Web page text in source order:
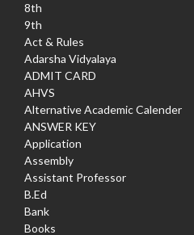
8th
9th
Act & Rules
Adarsha Vidyalaya
ADMIT CARD
AHVS
Alternative Academic Calender
ANSWER KEY
Application
Assembly
Assistant Professor
B.Ed
Bank
Books